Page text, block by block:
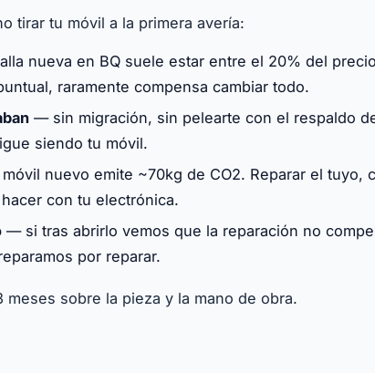
tirar tu móvil a la primera avería:
nueva en BQ suele estar entre el 20% del
raramente compensa cambiar todo.
— sin migración, sin pelearte con el respaldo
siendo tu móvil.
nuevo emite ~70kg de CO2. Reparar el tuyo,
con tu electrónica.
— si tras abrirlo vemos que la reparación no
por reparar.
sobre la pieza y la mano de obra.